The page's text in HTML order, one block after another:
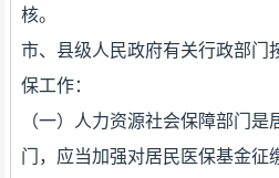
核。
市、县级人民政府有关行政部门
保工作：
（一）人力资源社会保障部门
门，应当加强对居民医保基金征